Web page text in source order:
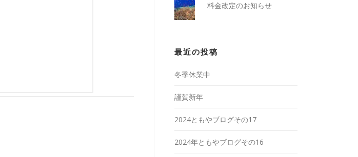
料金改定のお知らせ
最近の投稿
冬季休業中
謹賀新年
2024ともやブログその17
2024年ともやブログその16